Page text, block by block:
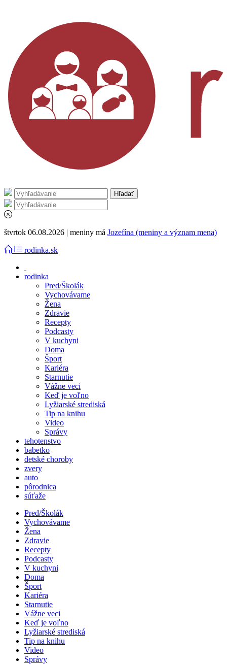
štvrtok 06.08.2026 | meniny má Jozefína (meniny a význam mena)
rodinka.sk
rodinka
Pred/Školák
Vychovávame
Žena
Zdravie
Recepty
Podcasty
V kuchyni
Doma
Šport
Kariéra
Starnutie
Vážne veci
Keď je voľno
Lyžiarské strediská
Tip na knihu
Video
Správy
tehotenstvo
babetko
detské choroby
zvery
auto
pôrodnica
súťaže
Pred/Školák
Vychovávame
Žena
Zdravie
Recepty
Podcasty
V kuchyni
Doma
Šport
Kariéra
Starnutie
Vážne veci
Keď je voľno
Lyžiarské strediská
Tip na knihu
Video
Správy